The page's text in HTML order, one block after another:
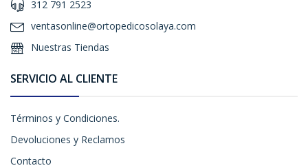
312 791 2523
ventasonline@ortopedicosolaya.com
Nuestras Tiendas
SERVICIO AL CLIENTE
Términos y Condiciones.
Devoluciones y Reclamos
Contacto